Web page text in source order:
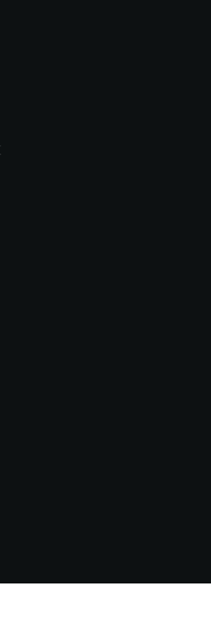
raccolgono